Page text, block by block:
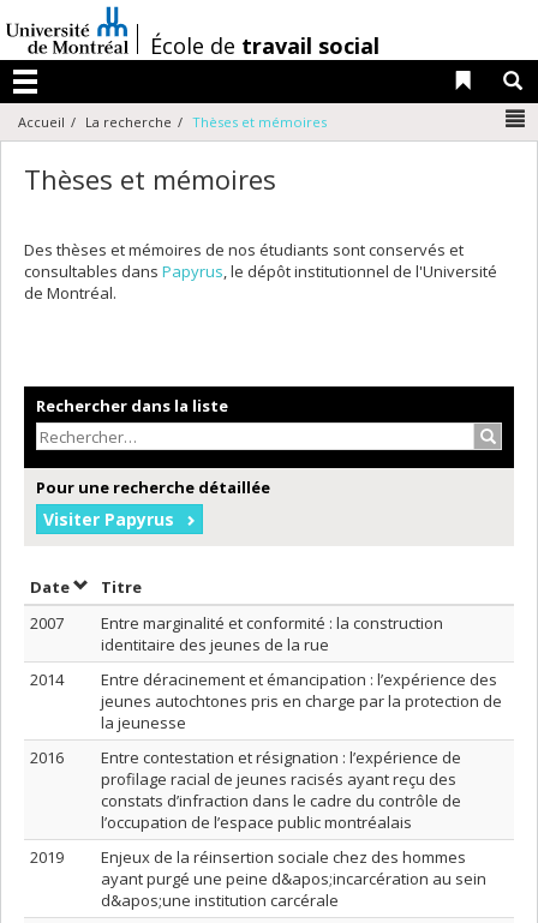
au
contenu
/École de travail social
Menu
Liens
Accueil La recherche Thèses et mémoires
Thèses et mémoires
Des thèses et mémoires de nos étudiants sont conservés et
consultables dans Papyrus, le dépôt institutionnel de l'Université
de Montréal.
Rechercher dans la liste
Pour une recherche détaillée
Visiter Papyrus
DateTrier par date en ordre décroissant
Titre
2007
Entre marginalité et conformité : la construction
identitaire des jeunes de la rue
2014
Entre déracinement et émancipation : l’expérience des
jeunes autochtones pris en charge par la protection de
la jeunesse
2016
Entre contestation et résignation : l’expérience de
profilage racial de jeunes racisés ayant reçu des
constats d’infraction dans le cadre du contrôle de
l’occupation de l’espace public montréalais
2019
Enjeux de la réinsertion sociale chez des hommes
ayant purgé une peine d&apos;incarcération au sein
d&apos;une institution carcérale